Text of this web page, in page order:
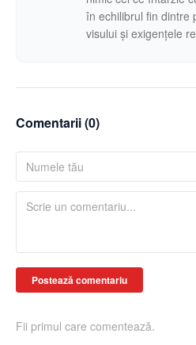
în echilibrul fin dintre
visului și exigențele
Comentarii (0)
Postează comentariu
Fii primul care comentează.